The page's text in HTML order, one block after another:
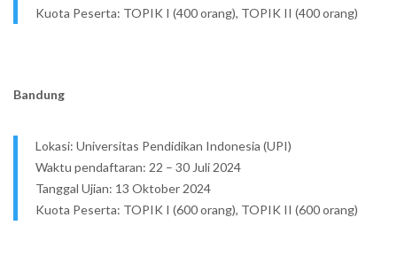
Kuota Peserta: TOPIK I (400 orang), TOPIK II (400 orang)
Bandung
Lokasi: Universitas Pendidikan Indonesia (UPI)
Waktu pendaftaran: 22 – 30 Juli 2024
Tanggal Ujian: 13 Oktober 2024
Kuota Peserta: TOPIK I (600 orang), TOPIK II (600 orang)